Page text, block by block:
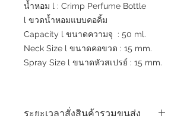
น้ำหอม l : Crimp Perfume Bottle
l ขวดน้ำหอมแบบคอคิ้ม
Capacity l ขนาดความจุ : 50 ml.
Neck Size l ขนาดคอขวด : 15 mm.
Spray Size l ขนาดหัวสเปรย์ : 15 mm.
ระยะเวลาสั่งสินค้ารวมขนส่ง